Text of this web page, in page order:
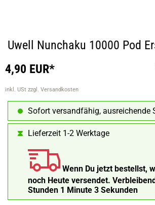
Uwell Nunchaku 10000 Pod
4,90 EUR*
inkl. USt zzgl. Versandkosten
Sofort versandfähig, ausreichende
Lieferzeit 1-2 Werktage
Wenn Du jetzt bestellst,
noch Heute versendet.
Stunden 1 Minute 2 Sekunden